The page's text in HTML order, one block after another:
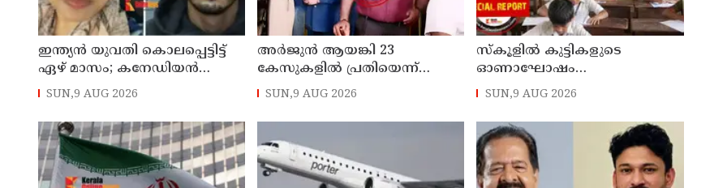
ഇന്ത്യന്‍ യുവതി കൊലപ്പെട്ടിട്ട്
ഏഴ് മാസം; കനേഡിയന്‍
പൗരനായ പങ്കാളി അറസ്റ്റില്‍
SUN,9 AUG 2026
അര്‍ജുന്‍ ആയങ്കി 23
കേസുകളില്‍ പ്രതിയെന്ന്
പൊലിസ് : കാപ്പ ചുമത്തി
ജയിലില്‍ അടക്കാന്‍ നീക്കം
SUN,9 AUG 2026
സ്‌കൂളില്‍ കുട്ടികളുടെ
ഓണാഘോഷം
ഇല്ലാതാക്കുന്നത്
എന്തിനുവേണ്ടി? പരീക്ഷ
ഷെഡ്യൂള്‍ മാറ്റിയത്
തിരുത്തുമോ?
SUN,9 AUG 2026